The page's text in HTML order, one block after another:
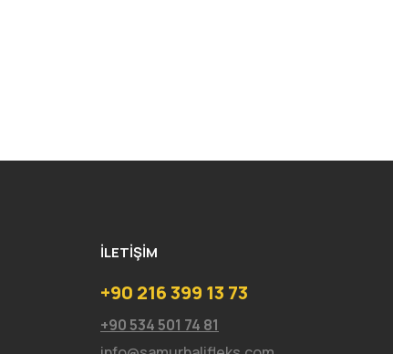
İLETIŞIM
+90 216 399 13 73
+90 534 501 74 81